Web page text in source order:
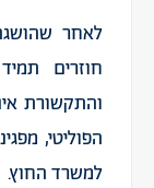
לאחר
חוזרים
והתקשורת
הפוליטי,
למשרד החוץ.